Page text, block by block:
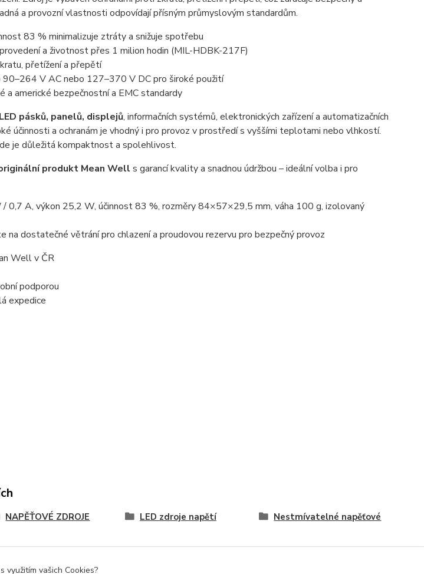
a provozní vlastnosti odpovídají přísným průmyslovým standardům.
83 % minimalizuje ztráty a snižuje spotřebu
a životnost přes 1 milion hodin (MIL-HDBK-217F)
přetížení a přepětí
90–264 V AC nebo 127–370 V DC pro široké použití
a americké bezpečnostní a EMC standardy
LED pásků, panelů, displejů, informačních systémů, elektronických zařízení a automatizačních
účinnosti a ochranám je vhodný i pro provoz v prostředí s vyššími teplotami nebo vlhkostí.
je důležitá kompaktnost a spolehlivost.
produkt Mean Well s garancí kvality a snadnou údržbou – ideální volba i pro
/ 0,7 A, výkon 25,2 W, účinnost 83 %, rozměry 84×57×29,5 mm, váha 100 g, izolovaný
na dostatečné větrání pro chlazení a proudovou rezervu pro bezpečný provoz
Well v ČR
podporou
expedice
NAPĚŤOVÉ ZDROJE LED zdroje napětí Nestmívatelné napěťové
využitím vašich Cookies?